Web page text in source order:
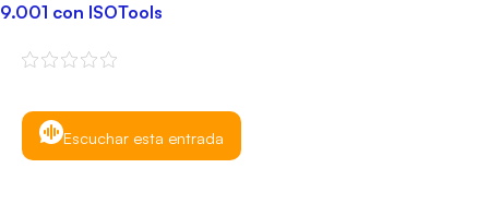
9.001 con ISOTools
Escuchar esta entrada